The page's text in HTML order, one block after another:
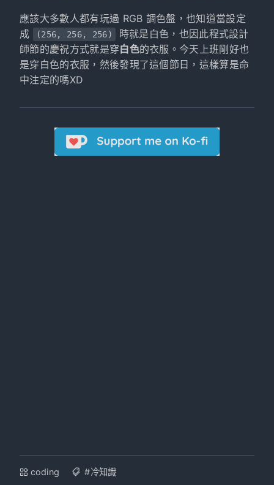
應該大多數人都有玩過 RGB 調色盤，也知道當設定
成
(256, 256, 256)
時就是白色，也因此程式設計
師節的慶祝方式就是穿白色的衣服。今天上班剛好也
是穿白色的衣服，然後發現了這個節日，這樣算是命
中注定的嗎XD
coding #冷知識